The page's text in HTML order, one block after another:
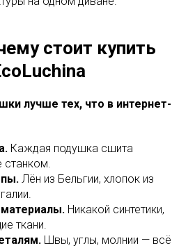
стоит купить
лучше тех, что в интернет-
Каждая подушка сшита
станком.
Лён из Бельгии, хлопок из
Никакой синтетики,
ткани.
Швы, углы, молнии — всё